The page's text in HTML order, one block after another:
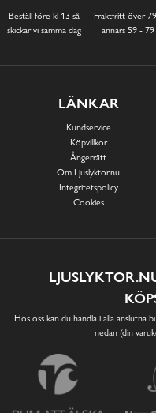
Beställ före kl 13 så
skickar vi samma dag
Fraktfritt över
annars 59 -
LÄNKAR
Kundservice
Köpvillkor
Ångerrätt
Om Ljuslyktor.nu
Integritetspolicy
Cookies
Hos oss kan du handla i alla anslutna
nedan (din